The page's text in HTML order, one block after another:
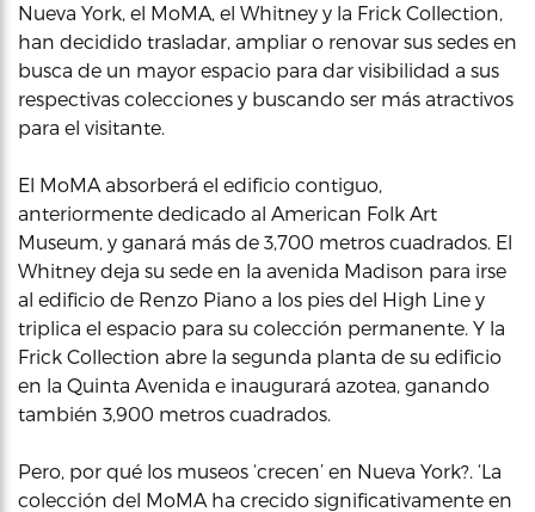
Nueva York, el MoMA, el Whitney y la Frick Collection,
han decidido trasladar, ampliar o renovar sus sedes en
busca de un mayor espacio para dar visibilidad a sus
respectivas colecciones y buscando ser más atractivos
para el visitante.
El MoMA absorberá el edificio contiguo,
anteriormente dedicado al American Folk Art
Museum, y ganará más de 3,700 metros cuadrados. El
Whitney deja su sede en la avenida Madison para irse
al edificio de Renzo Piano a los pies del High Line y
triplica el espacio para su colección permanente. Y la
Frick Collection abre la segunda planta de su edificio
en la Quinta Avenida e inaugurará azotea, ganando
también 3,900 metros cuadrados.
Pero, por qué los museos ‘crecen’ en Nueva York?. ‘La
colección del MoMA ha crecido significativamente en